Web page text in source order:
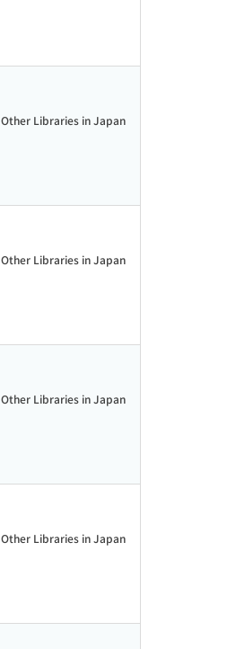
Other Libraries in Japan
Other Libraries in Japan
Other Libraries in Japan
Other Libraries in Japan